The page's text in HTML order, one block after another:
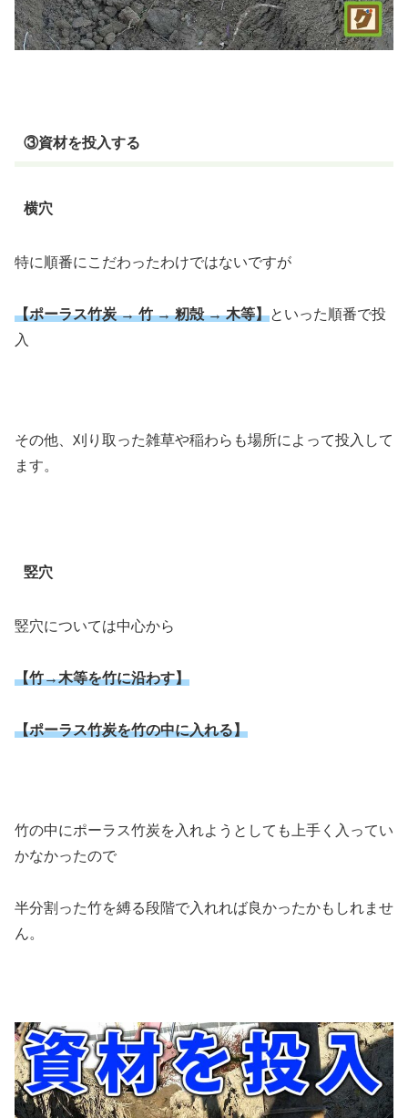
③資材を投入する
横穴
特に順番にこだわったわけではないですが
【ポーラス竹炭 → 竹 → 籾殻 → 木等】といった順番で投
入
その他、刈り取った雑草や稲わらも場所によって投入して
ます。
竪穴
竪穴については中心から
【竹→木等を竹に沿わす】
【ポーラス竹炭を竹の中に入れる】
竹の中にポーラス竹炭を入れようとしても上手く入ってい
かなかったので
半分割った竹を縛る段階で入れれば良かったかもしれませ
ん。